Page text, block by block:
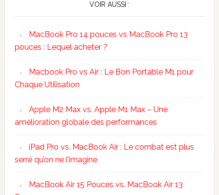
VOIR AUSSI :
MacBook Pro 14 pouces vs MacBook Pro 13
pouces : Lequel acheter ?
Macbook Pro vs Air : Le Bon Portable M1 pour
Chaque Utilisation
Apple M2 Max vs. Apple M1 Max – Une
amélioration globale des performances
iPad Pro vs. MacBook Air : Le combat est plus
serré qu’on ne l’imagine
MacBook Air 15 Pouces vs. MacBook Air 13